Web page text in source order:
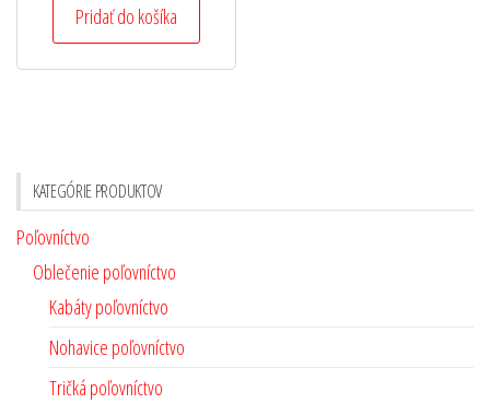
Pridať do košíka
KATEGÓRIE PRODUKTOV
Poľovníctvo
Oblečenie poľovníctvo
Kabáty poľovníctvo
Nohavice poľovníctvo
Tričká poľovníctvo